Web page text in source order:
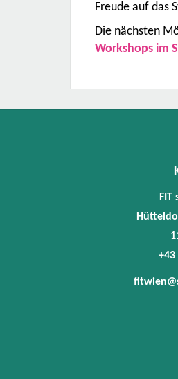
Freude auf das
Die nächsten
Workshops im
+43